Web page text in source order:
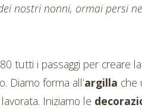
nostri nonni, ormai persi
tutti i passaggi per creare
Diamo forma all’argilla che
Iniziamo le